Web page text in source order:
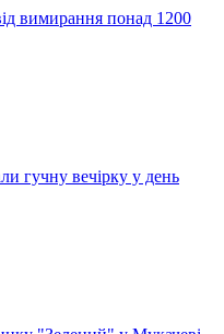
вимирання понад 1200
гучну вечірку у день